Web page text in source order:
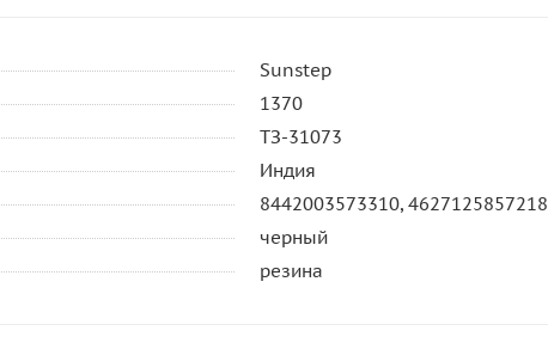
Sunstep
1370
ТЗ-31073
Индия
8442003573310, 4627125857218
черный
резина